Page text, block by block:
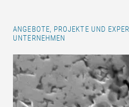
ANGEBOTE, PROJEKTE UND
UNTERNEHMEN